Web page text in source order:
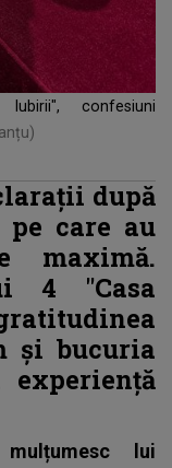
confesiuni
după
care au
maximă.
4 "Casa
și bucuria
lui